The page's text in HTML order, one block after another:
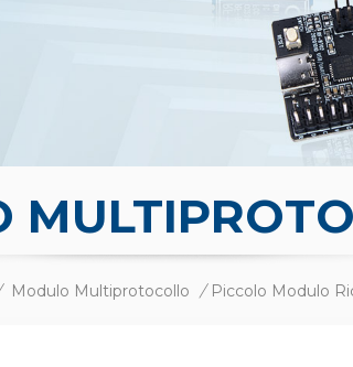
Modulo Multiprotocollo /